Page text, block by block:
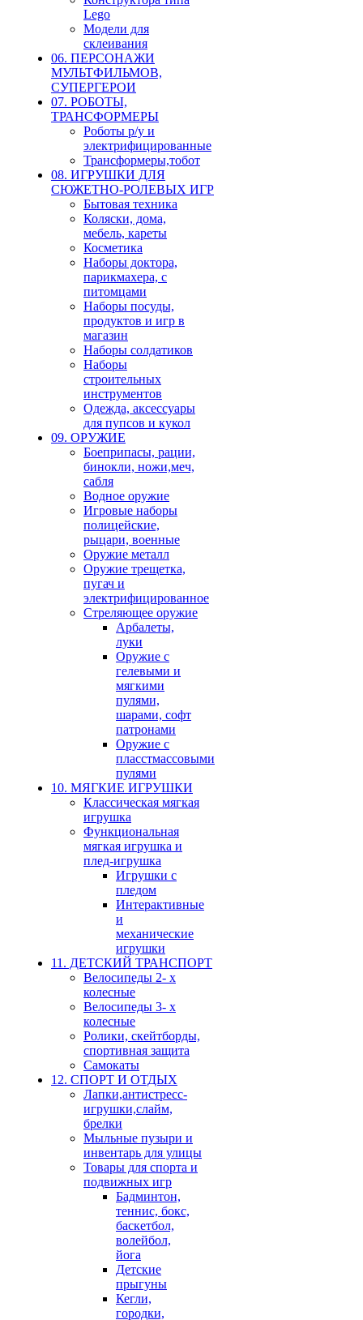
Lego
Модели для
склеивания
06. ПЕРСОНАЖИ
МУЛЬТФИЛЬМОВ,
СУПЕРГЕРОИ
07. РОБОТЫ,
ТРАНСФОРМЕРЫ
Роботы р/у и
электрифицированные
Трансформеры,тобот
08. ИГРУШКИ ДЛЯ
СЮЖЕТНО-РОЛЕВЫХ ИГР
Бытовая техника
Коляски, дома,
мебель, кареты
Косметика
Наборы доктора,
парикмахера, с
питомцами
Наборы посуды,
продуктов и игр в
магазин
Наборы солдатиков
Наборы
строительных
инструментов
Одежда, аксессуары
для пупсов и кукол
09. ОРУЖИЕ
Боеприпасы, рации,
бинокли, ножи,меч,
сабля
Водное оружие
Игровые наборы
полицейские,
рыцари, военные
Оружие металл
Оружие трещетка,
пугач и
электрифицированное
Стреляющее оружие
Арбалеты,
луки
Оружие с
гелевыми и
мягкими
пулями,
шарами, софт
патронами
Оружие с
пласстмассовыми
пулями
10. МЯГКИЕ ИГРУШКИ
Классическая мягкая
игрушка
Функциональная
мягкая игрушка и
плед-игрушка
Игрушки с
пледом
Интерактивные
и
механические
игрушки
11. ДЕТСКИЙ ТРАНСПОРТ
Велосипеды 2- х
колесные
Велосипеды 3- х
колесные
Ролики, скейтборды,
спортивная защита
Самокаты
12. СПОРТ И ОТДЫХ
Лапки,антистресс-
игрушки,слайм,
брелки
Мыльные пузыри и
инвентарь для улицы
Товары для спорта и
подвижных игр
Бадминтон,
теннис, бокс,
баскетбол,
волейбол,
йога
Детские
прыгуны
Кегли,
городки,